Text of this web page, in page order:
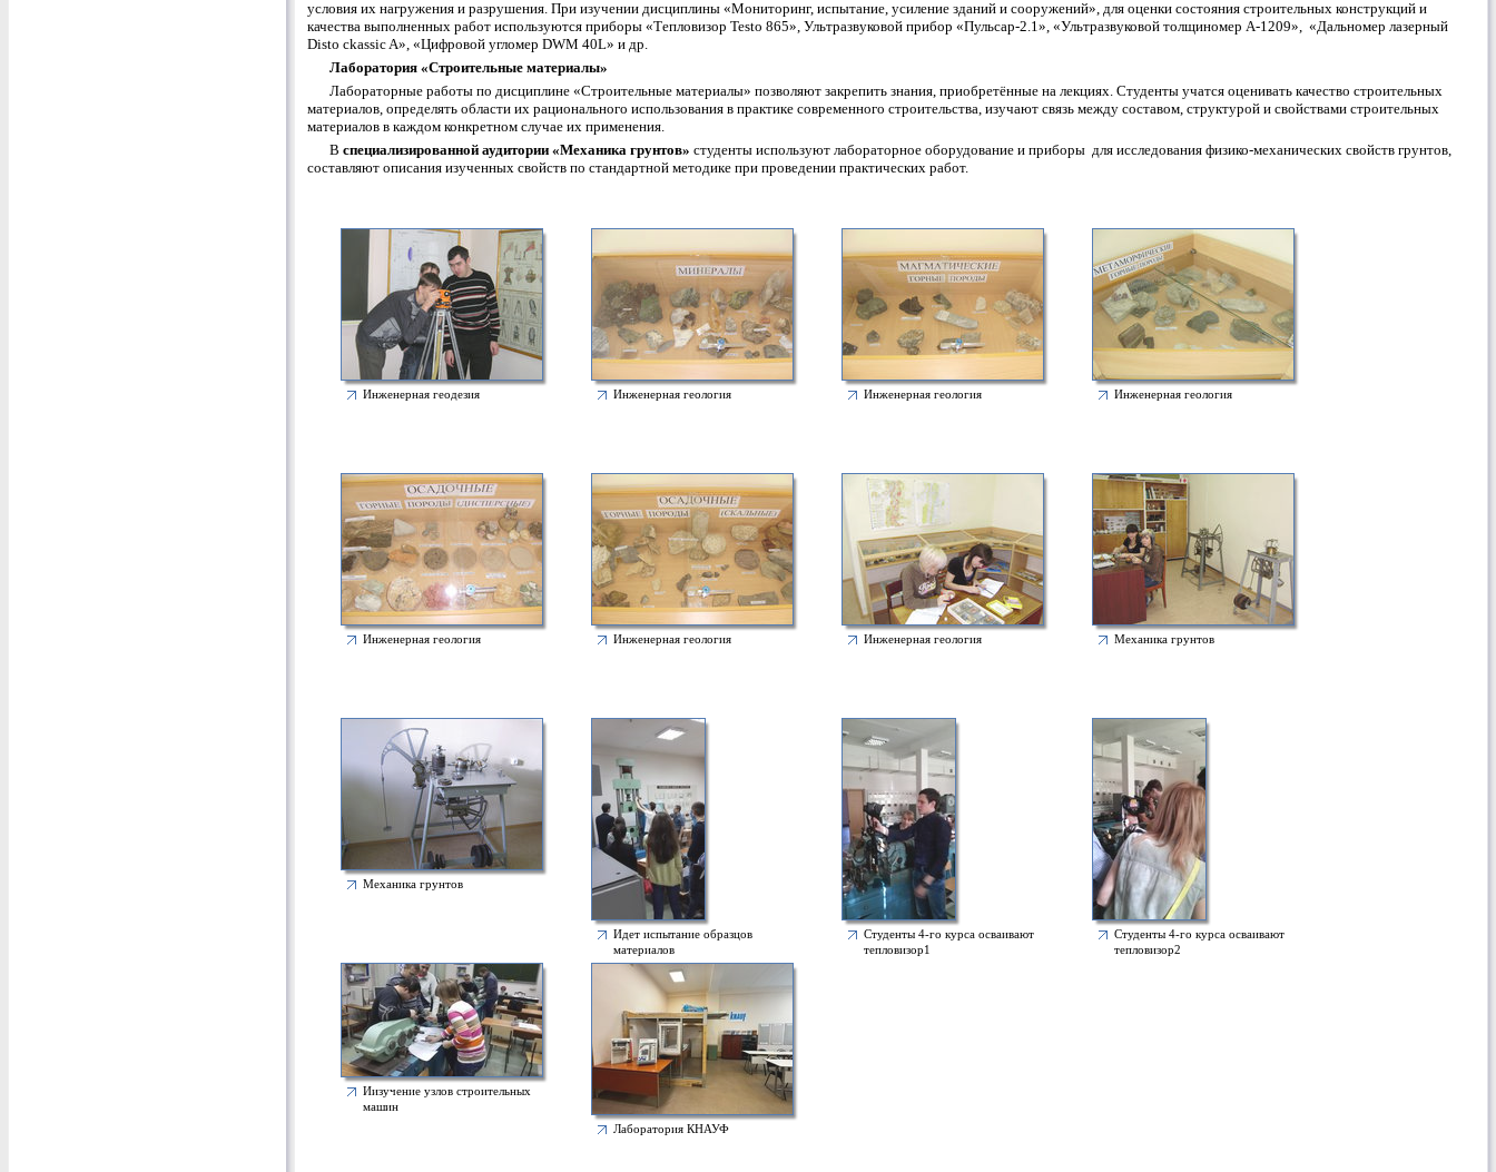
условия их нагружения и разрушения. При изучении дисциплины «Мониторинг, испытание, усиление зданий и сооружений», для оценки состояния строительных конструкций и
качества выполненных работ используются приборы «Тепловизор Testo 865», Ультразвуковой прибор «Пульсар-2.1», «Ультразвуковой толщиномер А-1209», «Дальномер лазерный
Disto ckassic A», «Цифровой угломер DWМ 40L» и др.
Лаборатория «Строительные материалы»
Лабораторные работы по дисциплине «Строительные материалы» позволяют закрепить знания, приобретённые на лекциях. Студенты учатся оценивать качество строительных
материалов, определять области их рационального использования в практике современного строительства, изучают связь между составом, структурой и свойствами строительных
материалов в каждом конкретном случае их применения.
В специализированной аудитории «Механика грунтов» студенты используют лабораторное оборудование и приборы для исследования физико-механических свойств грунтов,
составляют описания изученных свойств по стандартной методике при проведении практических работ.
Инженерная геодезия Инженерная геология Инженерная геология Инженерная геология
Инженерная геология Инженерная геология Инженерная геология Механика грунтов
Механика грунтов
Идет испытание образцов
материалов
Студенты 4-го курса осваивают
тепловизор1
Студенты 4-го курса осваивают
тепловизор2
Иизучение узлов строительных
машин
Лаборатория КНАУФ